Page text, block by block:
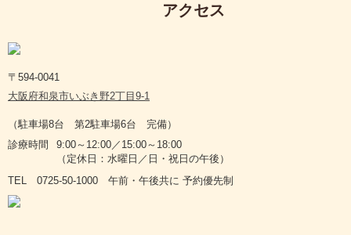
アクセス
〒594-0041
大阪府和泉市いぶき野2丁目9-1
（駐車場8台 第2駐車場6台 完備）
診療時間
9:00～12:00／15:00～18:00
（定休日：水曜日／日・祝日の午後）
TEL 0725-50-1000 午前・午後共に 予約優先制